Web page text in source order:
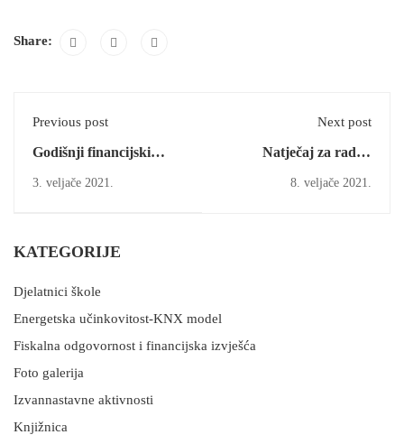
Share:
Previous post
Godišnji financijski
3. veljače 2021.
Next post
Natječaj za radno
računovodstva
8. veljače 2021.
KATEGORIJE
Djelatnici škole
Energetska učinkovitost-KNX model
Fiskalna odgovornost i financijska izvješća
Foto galerija
Izvannastavne aktivnosti
Knjižnica